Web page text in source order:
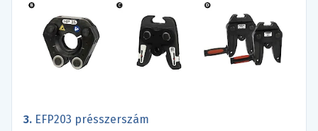
3. EFP203 présszerszám